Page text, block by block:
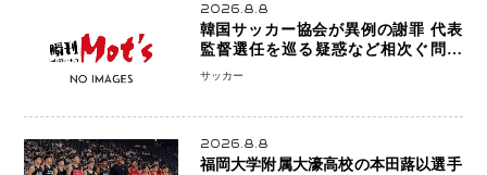
2026.8.8
韓国サッカー協会が異例の謝罪 代表
監督選任を巡る疑惑など相次ぐ問題
「組織の刷新」誓う
サッカー
2026.8.8
福岡大学附属大濠高校の本田蕗以選手